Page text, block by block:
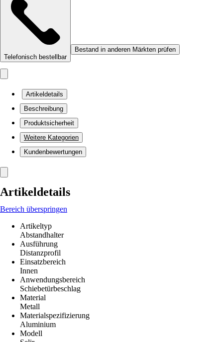
Telefonisch bestellbar
Bestand in anderen Märkten prüfen
Artikeldetails
Beschreibung
Produktsicherheit
Weitere Kategorien
Kundenbewertungen
Artikeldetails
Bereich überspringen
Artikeltyp
Abstandhalter
Ausführung
Distanzprofil
Einsatzbereich
Innen
Anwendungsbereich
Schiebetürbeschlag
Material
Metall
Materialspezifizierung
Aluminium
Modell